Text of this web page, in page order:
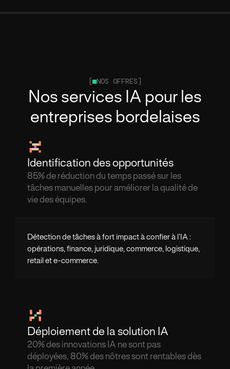
[ NOS OFFRES]
Nos services IA pour les
entreprises bordelaises
Identification des opportunités
85% de réduction du temps passé sur les
tâches manuelles pour améliorer la qualité de
vie des équipes.
Détection de tâches à fort impact à confier à l’IA :
opérations, finance, juridique, commerce, logistique,
retail et e-commerce.
Déploiement de la solution IA
20% des innovations IA ne sont pas
déployées, 80% des nôtres sont rentables dès